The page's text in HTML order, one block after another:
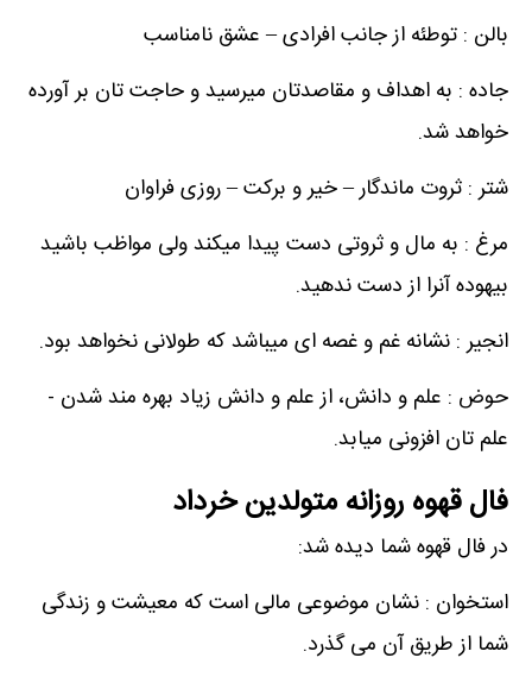
بالن : توطئه از جانب افرادی – عشق نامناسب
جاده : به اهداف و مقاصدتان میرسید و حاجت تان بر آورده
خواهد شد.
شتر : ثروت ماندگار – خیر و برکت – روزی فراوان
مرغ : به مال و ثروتی دست پیدا میکند ولی مواظب باشید
بیهوده آنرا از دست ندهید.
انجیر : نشانه غم و غصه ای میباشد که طولانی نخواهد بود.
حوض : علم و دانش، از علم و دانش زیاد بهره مند شدن -
علم تان افزونی میابد.
فال قهوه روزانه متولدین خرداد
در فال قهوه شما دیده شد:
استخوان : نشان موضوعی مالی است که معیشت و زندگی
شما از طریق آن می گذرد.